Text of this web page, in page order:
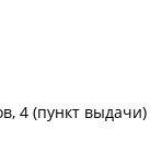
4 (пункт выдачи)